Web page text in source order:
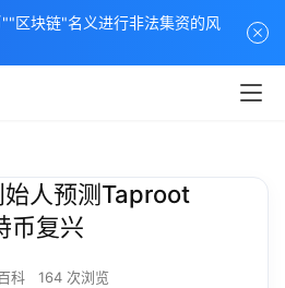
人预测Taproot
币复兴
科 164 次浏览
区块链"名义进行非法集资的风